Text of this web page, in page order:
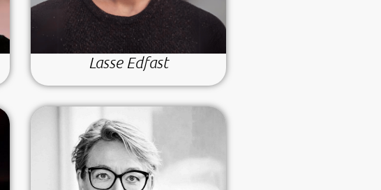
Lasse Edfast